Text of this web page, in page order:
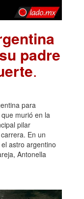
padre
.
para
murió en la
pilar
En un
astro argentino
Antonella